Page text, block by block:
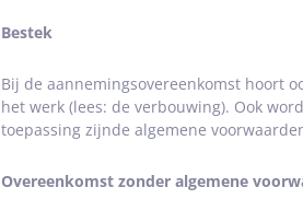
Bestek
Bij de aannemingsovereenkomst hoort
het werk (lees: de verbouwing). Ook
toepassing zijnde algemene
Overeenkomst zonder algemene